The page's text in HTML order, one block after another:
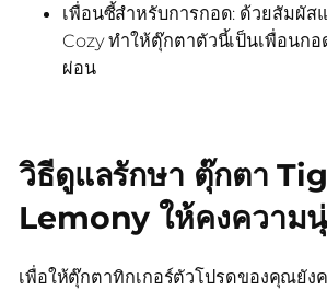
เพื่อนซี้สำหรับการกอด: ด้วยสัมผัส
Cozy ทำให้ตุ๊กตาตัวนี้เป็นเพื่อนก
ผ่อน
วิธีดูแลรักษา ตุ๊กตา
Lemony ให้คงความ
เพื่อให้ตุ๊กตาทิกเกอร์ตัวโปรดของคุณยัง